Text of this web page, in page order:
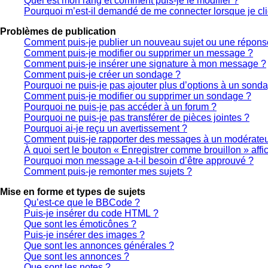
Pourquoi m’est-il demandé de me connecter lorsque je
Problèmes de publication
Comment puis-je publier un nouveau sujet ou une
Comment puis-je modifier ou supprimer un message ?
Comment puis-je insérer une signature à mon message ?
Comment puis-je créer un sondage ?
Pourquoi ne puis-je pas ajouter plus d’options à un
Comment puis-je modifier ou supprimer un sondage ?
Pourquoi ne puis-je pas accéder à un forum ?
Pourquoi ne puis-je pas transférer de pièces jointes ?
Pourquoi ai-je reçu un avertissement ?
Comment puis-je rapporter des messages à un
À quoi sert le bouton « Enregistrer comme brouillon »
Pourquoi mon message a-t-il besoin d’être approuvé ?
Comment puis-je remonter mes sujets ?
Mise en forme et types de sujets
Qu’est-ce que le BBCode ?
Puis-je insérer du code HTML ?
Que sont les émoticônes ?
Puis-je insérer des images ?
Que sont les annonces générales ?
Que sont les annonces ?